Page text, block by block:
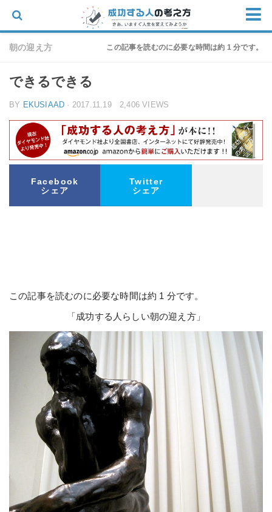
ホーム
仕事
物語
家族
朝の迎え方
お問い合わせ
朝の迎え方 この記事を読むのに必要な時間は約 1 分です。
できるできる
BY EKUSIAAD · 2017.11.19 2,406 VIEWS
Facebook
シェア
Twitter
シェア
この記事を読むのに必要な時間は約 1 分です。
「成功する人らしい朝の迎え方」